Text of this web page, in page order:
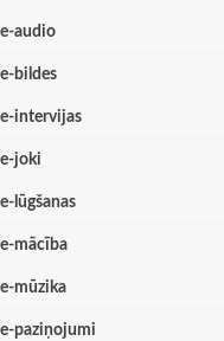
e-audio
e-bildes
e-intervijas
e-joki
e-lūgšanas
e-mācība
e-mūzika
e-paziņojumi